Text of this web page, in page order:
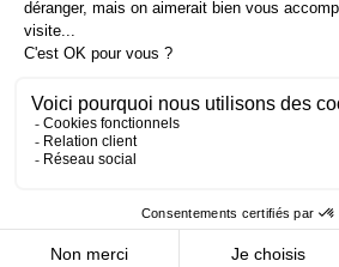
Mentions légales